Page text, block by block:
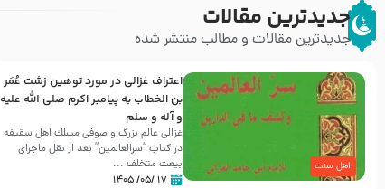
جدیدترین مقالات
جدیدترین مقالات و مطالب منتشر شده
اهل سنت
اعتراف غزالی در مورد توهین زشت عُمَر
بن الخطاب به پیامبر اکرم صلی الله علیه
و آله و سلم
غزالی عالم بزرگ و صوفی مسلك اهل سقيفه
در کتاب “سرالعالمین” بعد از نقل ماجرای
بیعت متخلف ...
۱۷ /۰۵/ ۱۴۰۵